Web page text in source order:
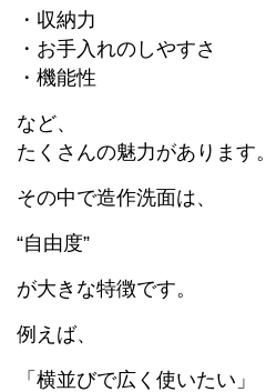
・収納力
・お手入れのしやすさ
・機能性
など、
たくさんの魅力があります。
その中で造作洗面は、
“自由度”
が大きな特徴です。
例えば、
「横並びで広く使いたい」